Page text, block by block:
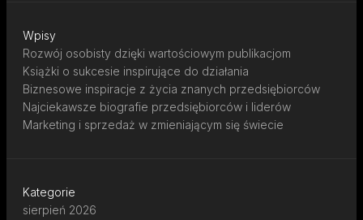
Wpisy
Rozwój osobisty dzięki wartościowym publikacjom
Książki o sukcesie inspirujące do działania
Biznesowe inspiracje z życia znanych przedsiębiorców
Najciekawsze biografie przedsiębiorców i liderów
Marketing i sprzedaż w zmieniającym się świecie
Kategorie
sierpień 2026